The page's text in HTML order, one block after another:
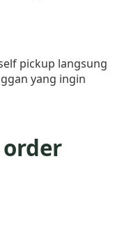
pickup langsung
yang ingin